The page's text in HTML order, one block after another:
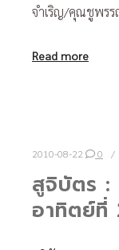
จำเริญ/คุณชูพร
Read more
2010-08-22 0
สูจิบัตร :
อาทิตย์ที่